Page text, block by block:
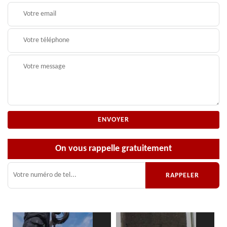
On vous rappelle gratuitement